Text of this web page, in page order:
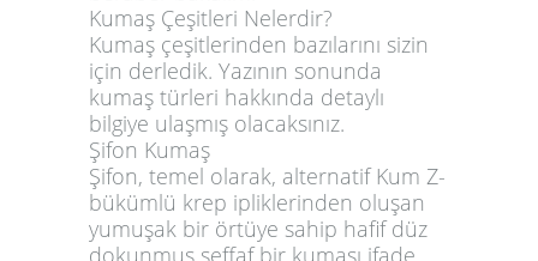
Kumaş Çeşitleri Nelerdir?
Kumaş çeşitlerinden bazılarını sizin
için derledik. Yazının sonunda
kumaş türleri hakkında detaylı
bilgiye ulaşmış olacaksınız.
Şifon Kumaş
Şifon, temel olarak, alternatif Kum Z-
bükümlü krep ipliklerinden oluşan
yumuşak bir örtüye sahip hafif düz